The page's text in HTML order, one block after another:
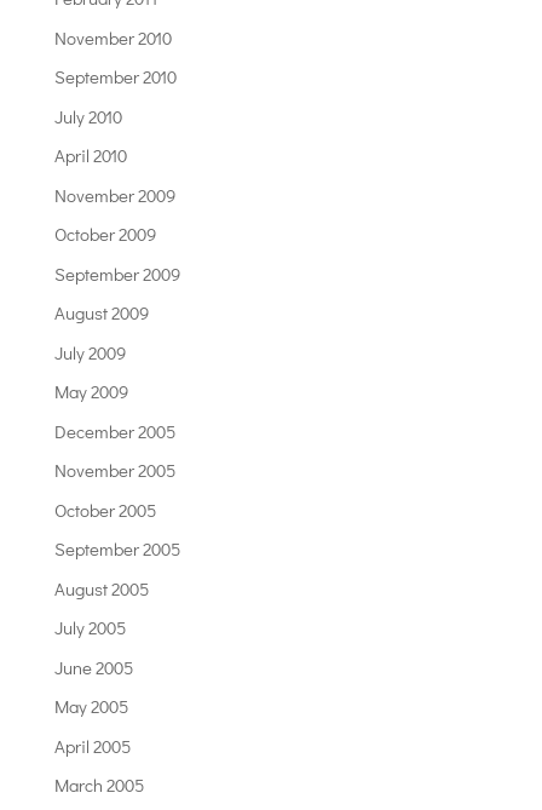
November 2010
September 2010
July 2010
April 2010
November 2009
October 2009
September 2009
August 2009
July 2009
May 2009
December 2005
November 2005
October 2005
September 2005
August 2005
July 2005
June 2005
May 2005
April 2005
March 2005